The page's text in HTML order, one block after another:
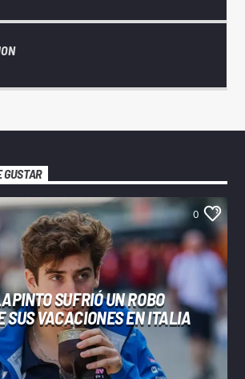
GUSTAR
0
SUFRIÓ UN ROBO
SUS VACACIONES EN ITALIA